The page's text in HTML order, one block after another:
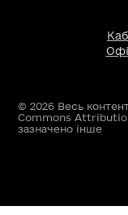
© 2026 Весь
Commons
зазначено інше